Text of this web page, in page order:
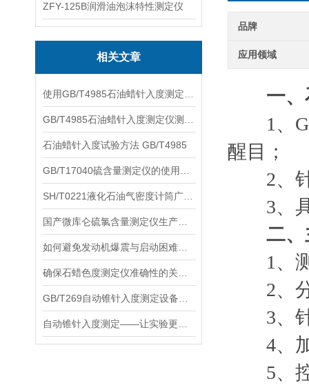
ZFY-125B润滑油泡沫特性测定仪
相关文章
石油蜡针入度试验方法 GB/T4985
品牌
应用领域
一
1、
醒目；
2、针
3、具
二
1、测
2、分
3、针
4、加
5、控